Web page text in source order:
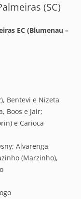
(SC)
EC (Blumenau –
Bentevi e Nizeta
Boos e Jair;
e Carioca
Alvarenga,
(Marzinho),